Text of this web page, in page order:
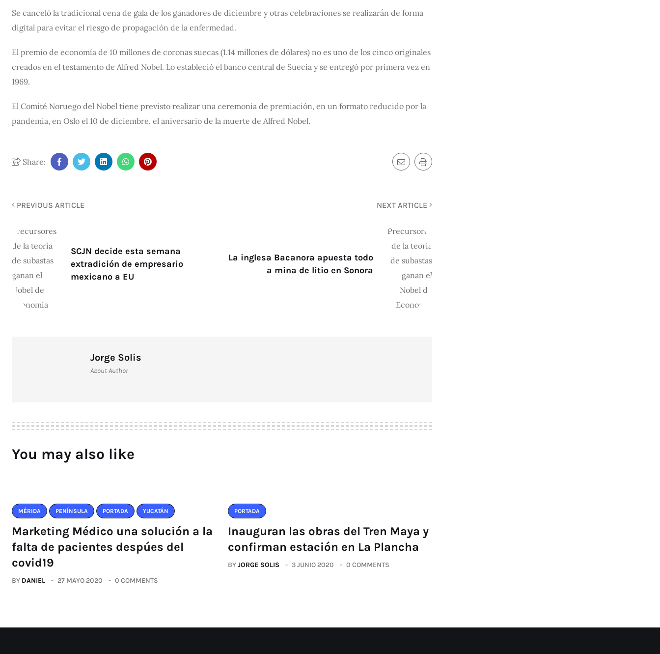
Se canceló la tradicional cena de gala de los ganadores de diciembre y otras celebraciones se realizarán de forma
digital para evitar el riesgo de propagación de la enfermedad.
El premio de economía de 10 millones de coronas suecas (1.14 millones de dólares) no es uno de los cinco originales
creados en el testamento de Alfred Nobel. Lo estableció el banco central de Suecia y se entregó por primera vez en
1969.
El Comité Noruego del Nobel tiene previsto realizar una ceremonia de premiación, en un formato reducido por la
pandemia, en Oslo el 10 de diciembre, el aniversario de la muerte de Alfred Nobel.
Share:
PREVIOUS ARTICLE
SCJN decide esta semana
extradición de empresario
mexicano a EU
NEXT ARTICLE
La inglesa Bacanora apuesta todo
a mina de litio en Sonora
Jorge Solis
About Author
You may also like
MÉRIDA PENÍNSULA PORTADA YUCATÁN
Marketing Médico una solución a la
falta de pacientes despúes del
covid19
BY DANIEL 27 MAYO 2020 0 COMMENTS
PORTADA
Inauguran las obras del Tren Maya y
confirman estación en La Plancha
BYJORGE SOLIS 3 JUNIO 2020 0 COMMENTS